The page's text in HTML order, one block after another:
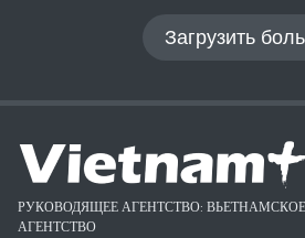
Загрузить
РУКОВОДЯЩЕЕ АГЕНТСТВО:
АГЕНТСТВО